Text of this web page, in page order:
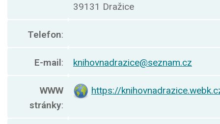
39131 Dražice
Telefon:
E-mail: knihovnadrazice@seznam.cz
WWW
stránky:
https://